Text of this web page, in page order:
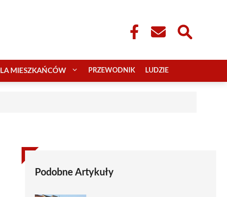
MIESZKAŃCÓW PRZEWODNIK LUDZIE
Podobne Artykuły